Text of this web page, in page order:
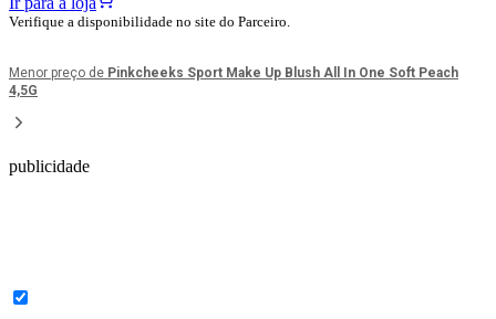
Verifique a disponibilidade no site do Parceiro.
Menor preço de Pinkcheeks Sport Make Up Blush All In One Soft Peach
4,5G
publicidade